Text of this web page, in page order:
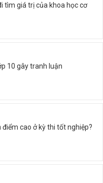
tìm giá trị của khoa học cơ
10 gây tranh luận
cao ở kỳ thi tốt nghiệp?